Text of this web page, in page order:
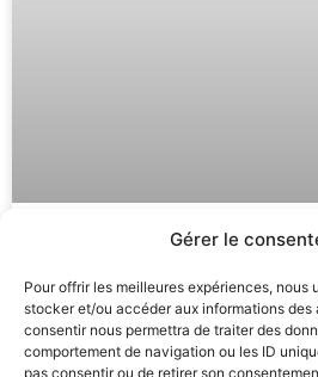
Gérer le
Pour offrir les meilleures expériences, nous
stocker et/ou accéder aux informations des
consentir nous permettra de traiter des
comportement de navigation ou les ID
pas consentir ou de retirer son
pour Éviter la
Progresser